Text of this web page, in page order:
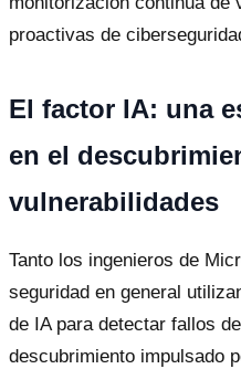
proactivas de
El factor IA: una
en el
vulnerabilidades
Tanto los ingenieros de
seguridad en general
de IA para detectar fallos
descubrimiento impulsado